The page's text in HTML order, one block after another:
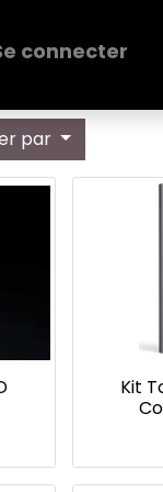
connecter
par
Kit